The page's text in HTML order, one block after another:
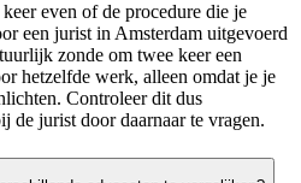
even of de procedure die je
een jurist in Amsterdam uitgevoerd
zonde om twee keer een
hetzelfde werk, alleen omdat je je
Controleer dit dus
de jurist door daarnaar te vragen.